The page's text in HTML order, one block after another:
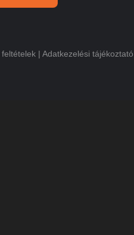
| Adatkezelési tájékoztató